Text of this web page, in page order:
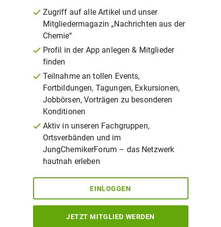
Zugriff auf alle Artikel und unser
Mitgliedermagazin „Nachrichten aus der
Chemie“
Profil in der App anlegen & Mitglieder
finden
Teilnahme an tollen Events,
Fortbildungen, Tagungen, Exkursionen,
Jobbörsen, Vorträgen zu besonderen
Konditionen
Aktiv in unseren Fachgruppen,
Ortsverbänden und im
JungChemikerForum – das Netzwerk
hautnah erleben
EINLOGGEN
JETZT MITGLIED WERDEN